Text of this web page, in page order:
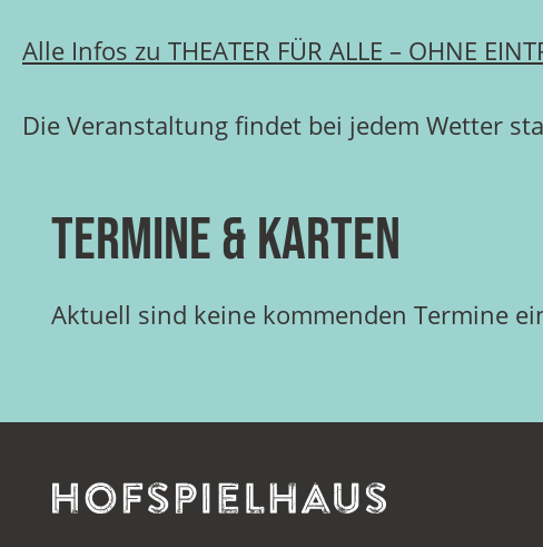
Alle Infos zu THEATER FÜR ALLE – OHNE
Die Veranstaltung findet bei jedem Wetter
Termine & Karten
Aktuell sind keine kommenden Termine